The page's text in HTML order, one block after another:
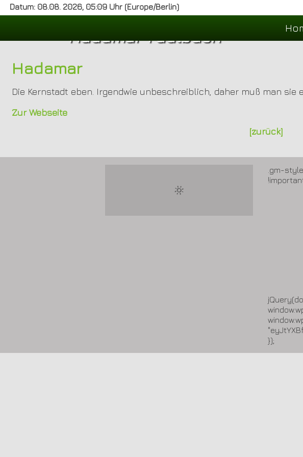
Datum: 08.08. 2026, 05:09 Uhr (Europe/Berlin)
Hadamar-Faulbach
Hadamar
Die Kernstadt eben. Irgendwie unbeschreiblich, daher muß man sie
Zur Webseite
[zurück]
.gm-
});